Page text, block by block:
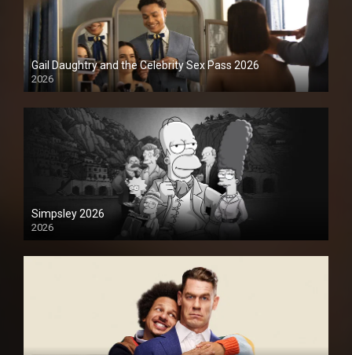
Gail Daughtry and the Celebrity Sex Pass 2026
2026
1080P
Simpsley 2026
2026
1080P